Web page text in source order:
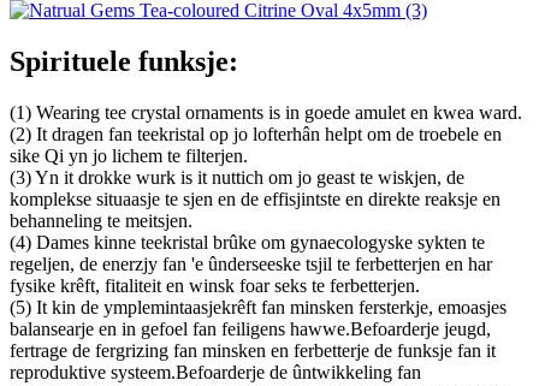
Spirituele funksje:
(1) Wearing tee crystal ornaments is in goede amulet en kwea ward.
(2) It dragen fan teekristal op jo lofterhân helpt om de troebele en
sike Qi yn jo lichem te filterjen.
(3) Yn it drokke wurk is it nuttich om jo geast te wiskjen, de
komplekse situaasje te sjen en de effisjintste en direkte reaksje en
behanneling te meitsjen.
(4) Dames kinne teekristal brûke om gynaecologyske sykten te
regeljen, de enerzjy fan 'e ûnderseeske tsjil te ferbetterjen en har
fysike krêft, fitaliteit en winsk foar seks te ferbetterjen.
(5) It kin de ymplemintaasjekrêft fan minsken fersterkje, emoasjes
balansearje en in gefoel fan feiligens hawwe.Befoarderje jeugd,
fertrage de fergrizing fan minsken en ferbetterje de funksje fan it
reproduktive systeem.Befoarderje de ûntwikkeling fan